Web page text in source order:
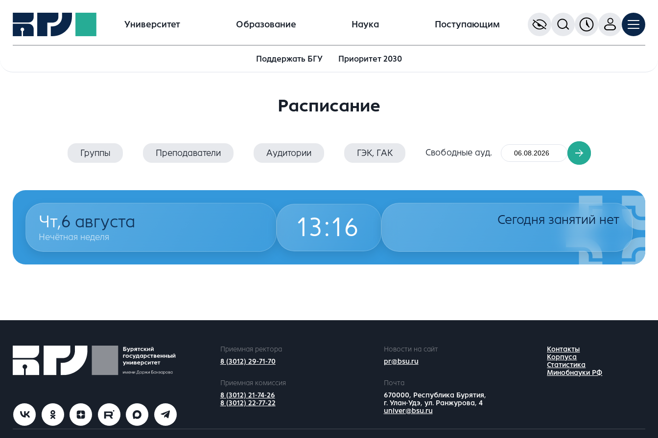
Университет Образование Наука Поступающим
Поддержать БГУ Приоритет 2030
Расписание
Группы Преподаватели Аудитории ГЭК, ГАК Свободные ауд.
Чт,6 августа
Нечётная неделя 13:16 Сегодня занятий нет
Приемная ректора
8 (3012) 29-71-70
Новости на сайт
pr@bsu.ru
Приемная комиссия
8 (3012) 21-74-26
8 (3012) 22-77-22
Почта
670000, Республика Бурятия,
г. Улан-Удэ, ул. Ранжурова, 4
univer@bsu.ru
Контакты
Корпуса
Статистика
Минобнауки РФ